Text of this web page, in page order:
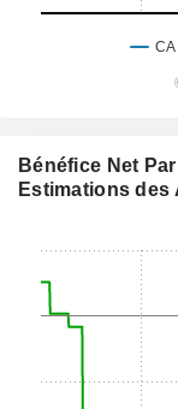
Bénéfice Net
Estimations des